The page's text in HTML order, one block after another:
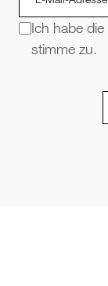
Ich habe die
stimme zu.